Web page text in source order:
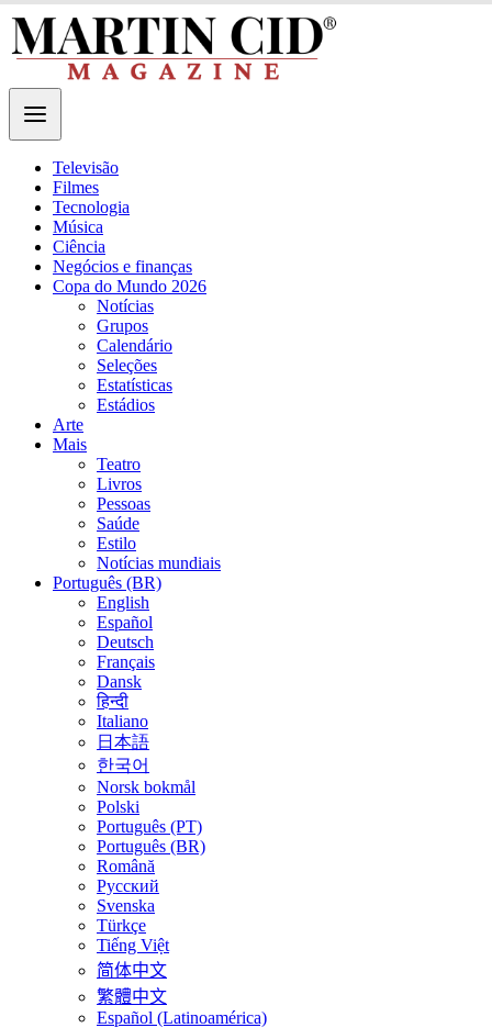
Televisão
Filmes
Tecnologia
Música
Ciência
Negócios e finanças
Copa do Mundo 2026
Notícias
Grupos
Calendário
Seleções
Estatísticas
Estádios
Arte
Mais
Teatro
Livros
Pessoas
Saúde
Estilo
Notícias mundiais
Português (BR)
English
Español
Deutsch
Français
Dansk
हिन्दी
Italiano
日本語
한국어
Norsk bokmål
Polski
Português (PT)
Português (BR)
Română
Русский
Svenska
Türkçe
Tiếng Việt
简体中文
繁體中文
Español (Latinoamérica)